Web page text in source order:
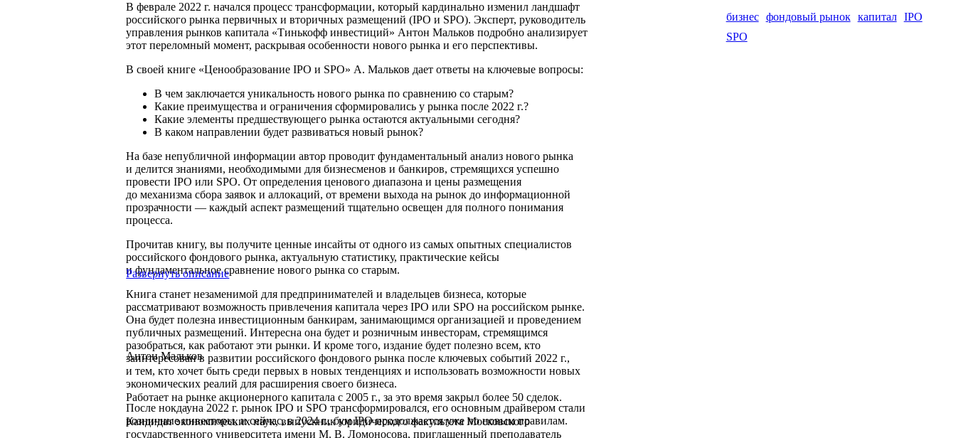
В феврале 2022 г. начался процесс трансформации, который кардинально изменил ландшафт
российского рынка первичных и вторичных размещений (IPO и SPO). Эксперт, руководитель
управления рынков капитала «Тинькофф инвестиций» Антон Мальков подробно анализирует
этот переломный момент, раскрывая особенности нового рынка и его перспективы.
В своей книге «Ценообразование IPO и SPO» А. Мальков дает ответы на ключевые вопросы:
В чем заключается уникальность нового рынка по сравнению со старым?
Какие преимущества и ограничения сформировались у рынка после 2022 г.?
Какие элементы предшествующего рынка остаются актуальными сегодня?
В каком направлении будет развиваться новый рынок?
На базе непубличной информации автор проводит фундаментальный анализ нового рынка
и делится знаниями, необходимыми для бизнесменов и банкиров, стремящихся успешно
провести IPO или SPO. От определения ценового диапазона и цены размещения
до механизма сбора заявок и аллокаций, от времени выхода на рынок до информационной
прозрачности — каждый аспект размещений тщательно освещен для полного понимания
процесса.
Прочитав книгу, вы получите ценные инсайты от одного из самых опытных специалистов
российского фондового рынка, актуальную статистику, практические кейсы
и фундаментальное сравнение нового рынка со старым.
Книга станет незаменимой для предпринимателей и владельцев бизнеса, которые
рассматривают возможность привлечения капитала через IPO или SPO на российском рынке.
Она будет полезна инвестиционным банкирам, занимающимся организацией и проведением
публичных размещений. Интересна она будет и розничным инвесторам, стремящимся
разобраться, как работают эти рынки. И кроме того, издание будет полезно всем, кто
заинтересован в развитии российского фондового рынка после ключевых событий 2022 г.,
и тем, кто хочет быть среди первых в новых тенденциях и использовать возможности новых
экономических реалий для расширения своего бизнеса.
После нокдауна 2022 г. рынок IPO и SPO трансформировался, его основным драйвером стали
розничные инвесторы, и сейчас, в 2024 г., бум IPO продолжается уже по новым правилам.
Развернуть описание
бизнес фондовый рынок капитал
IPO
SPO
Антон Мальков
Работает на рынке акционерного капитала с 2005 г., за это время закрыл более 50 сделок.
Кандидат экономических наук, выпускник юридического факультета Московского
государственного университета имени М. В. Ломоносова, приглашенный преподаватель